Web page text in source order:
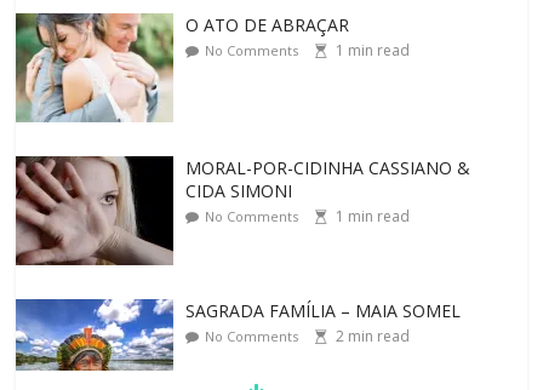
O ATO DE ABRAÇAR
No Comments 1 min read
MORAL-POR-CIDINHA CASSIANO &
CIDA SIMONI
No Comments 1 min read
SAGRADA FAMÍLIA – MAIA SOMEL
No Comments 2 min read